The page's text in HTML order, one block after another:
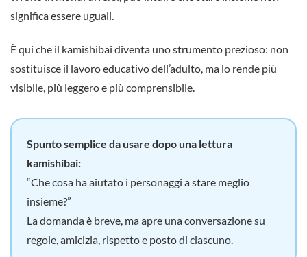
significa essere uguali.
È qui che il kamishibai diventa uno strumento prezioso: non
sostituisce il lavoro educativo dell’adulto, ma lo rende più
visibile, più leggero e più comprensibile.
Spunto semplice da usare dopo una lettura
kamishibai:
“Che cosa ha aiutato i personaggi a stare meglio
insieme?”
La domanda è breve, ma apre una conversazione su
regole, amicizia, rispetto e posto di ciascuno.